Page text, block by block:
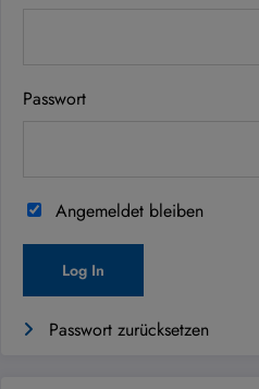
Passwort
Angemeldet bleiben
Passwort zurücksetzen